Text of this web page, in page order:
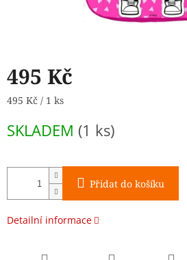
495 Kč
Měrná
495 Kč / 1 ks
SKLADEM (1 ks)
Přidat do košíku
Detailní informace